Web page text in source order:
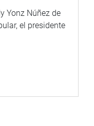
Yonz Núñez de
el presidente